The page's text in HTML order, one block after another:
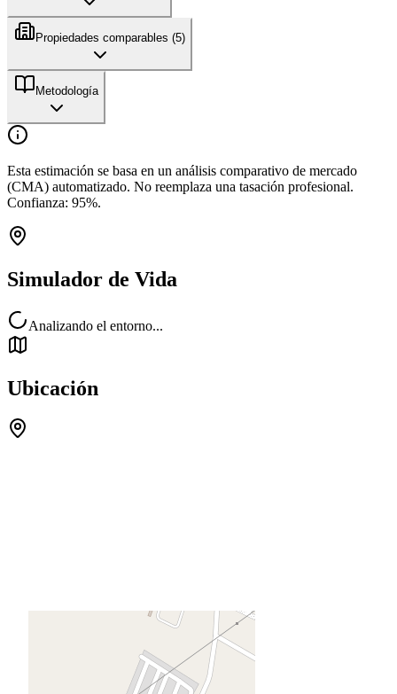
Propiedades comparables (5)
Metodología
Esta estimación se basa en un análisis comparativo de mercado
(CMA) automatizado. No reemplaza una tasación profesional.
Confianza: 95%.
Simulador de Vida
Analizando el entorno...
Ubicación